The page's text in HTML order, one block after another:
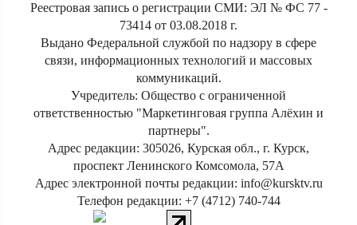
Реестровая запись о регистрации СМИ: ЭЛ № ФС 77 -
73414 от 03.08.2018 г.
Выдано Федеральной службой по надзору в сфере
связи, информационных технологий и массовых
коммуникаций.
Учредитель: Общество с ограниченной
ответственностью "Маркетинговая группа Алёхин и
партнеры".
Адрес редакции: 305026, Курская обл., г. Курск,
проспект Ленинского Комсомола, 57А
Адрес электронной почты редакции: info@kursktv.ru
Телефон редакции: +7 (4712) 740-744